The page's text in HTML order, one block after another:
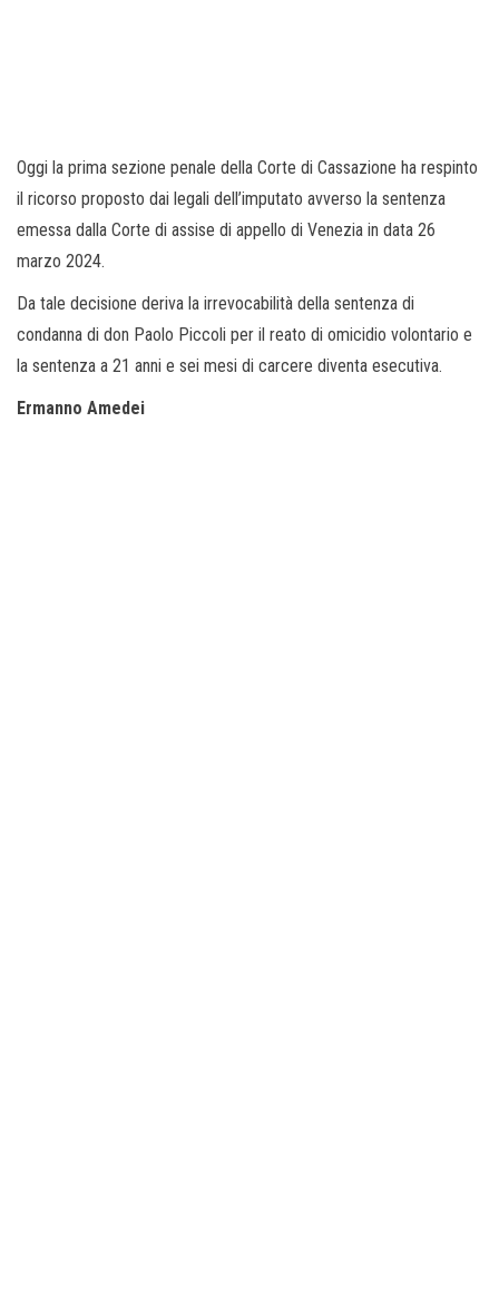
Oggi la prima sezione penale della Corte di Cassazione ha respinto
il ricorso proposto dai legali dell’imputato avverso la sentenza
emessa dalla Corte di assise di appello di Venezia in data 26
marzo 2024.
Da tale decisione deriva la irrevocabilità della sentenza di
condanna di don Paolo Piccoli per il reato di omicidio volontario e
la sentenza a 21 anni e sei mesi di carcere diventa esecutiva.
Ermanno Amedei